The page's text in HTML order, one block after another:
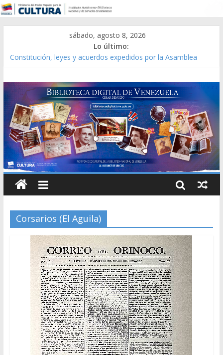
sábado, agosto 8, 2026
Lo último:
Constitución, leyes y acuerdos expedidos por la Asamblea
Modesta Bor Sánchez [material gráfico]
Gaceta Oficial de la República de Venezuela año CXXXIII Mes V,
Caracas 09 de marzo de 2006 N° 38.394
Catálogo temático de obras de Modesta Bor
Corsarios (El Aguila)